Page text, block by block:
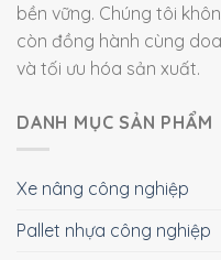
bền vững. Chúng tôi
còn đồng hành cùng
và tối ưu hóa sản xuất.
DANH MỤC SẢN PHẨM
Xe nâng công nghiệp
Pallet nhựa công nghiệp